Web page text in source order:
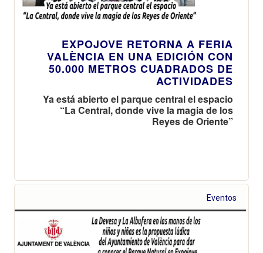
EXPOJOVE RETORNA A FERIA
VALÈNCIA EN UNA EDICIÓN CON
50.000 METROS CUADRADOS DE
ACTIVIDADES
Ya está abierto el parque central el espacio
“La Central, donde vive la magia de los
Reyes de Oriente”
Eventos